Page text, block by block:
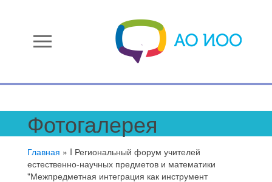
menu
Фотогалерея
Главная » I Региональный форум учителей
естественно-научных предметов и математики
"Межпредметная интеграция как инструмент